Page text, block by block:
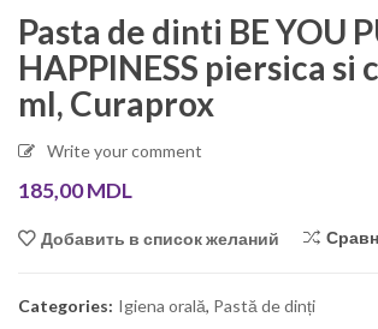
Pasta de dinti BE YOU
HAPPINESS piersica si
ml, Curaprox
Write your comment
185,00MDL
Добавить в список желаний
Categories: Igiena orală, Pastă de dinți